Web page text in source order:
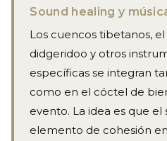
Sound healing y
Los cuencos tibetanos,
didgeridoo y otros
específicas se integran
como en el cóctel de
evento. La idea es que
elemento de cohesión